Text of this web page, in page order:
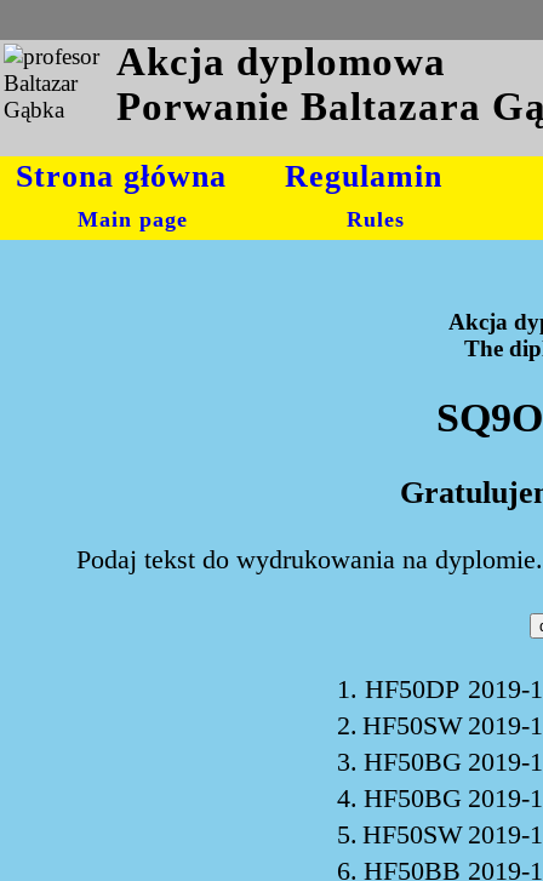
Akcja dyplomowa
Porwanie Baltazara
Strona główna
Main page
Regulamin
Rules
Akcja
The
Podaj tekst do wydrukowania na
1. HF50DP 2019-
2. HF50SW 2019-
3. HF50BG 2019-
4. HF50BG 2019-
5. HF50SW 2019-
6. HF50BB 2019-